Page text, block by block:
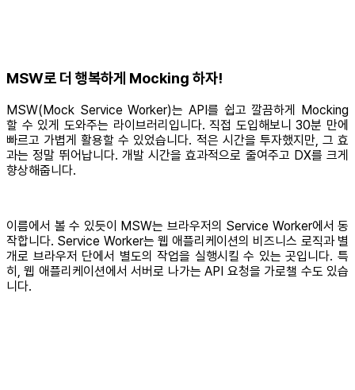
MSW로 더 행복하게 Mocking 하자!
MSW(Mock Service Worker)는 API를 쉽고 깔끔하게 Mocking
할 수 있게 도와주는 라이브러리입니다. 직접 도입해보니 30분 만에
빠르고 가볍게 활용할 수 있었습니다. 적은 시간을 투자했지만, 그 효
과는 정말 뛰어납니다. 개발 시간을 효과적으로 줄여주고 DX를 크게
향상해줍니다.
이름에서 볼 수 있듯이 MSW는 브라우저의 Service Worker에서 동
작합니다. Service Worker는 웹 애플리케이션의 비즈니스 로직과 별
개로 브라우저 단에서 별도의 작업을 실행시킬 수 있는 곳입니다. 특
히, 웹 애플리케이션에서 서버로 나가는 API 요청을 가로챌 수도 있습
니다.